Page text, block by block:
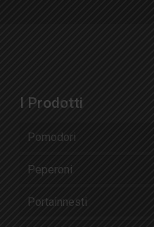
I Prodotti
Pomodori
Peperoni
Portainnesti